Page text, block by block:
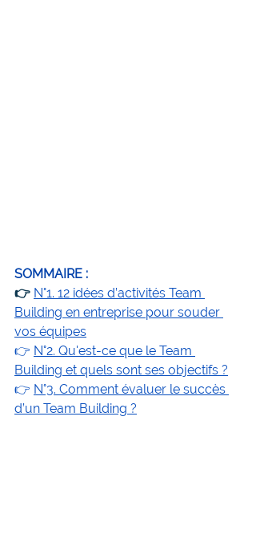
SOMMAIRE :
👉 N°1. 12 idées d’activités Team
Building en entreprise pour souder
vos équipes
👉 N°2. Qu'est-ce que le Team
Building et quels sont ses objectifs ?
👉 N°3. Comment évaluer le succès
d’un Team Building ?